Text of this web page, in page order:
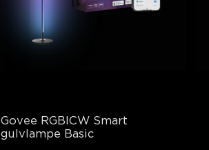
Govee RGBICW Smart
gulvlampe Basic